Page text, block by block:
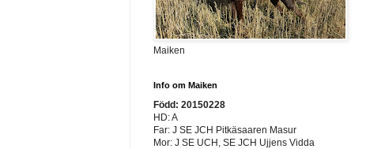
Maiken
Info om Maiken
Född: 20150228
HD: A
Far: J SE JCH Pitkäsaaren Masur
Mor: J SE UCH, SE JCH Ujjens Vidda